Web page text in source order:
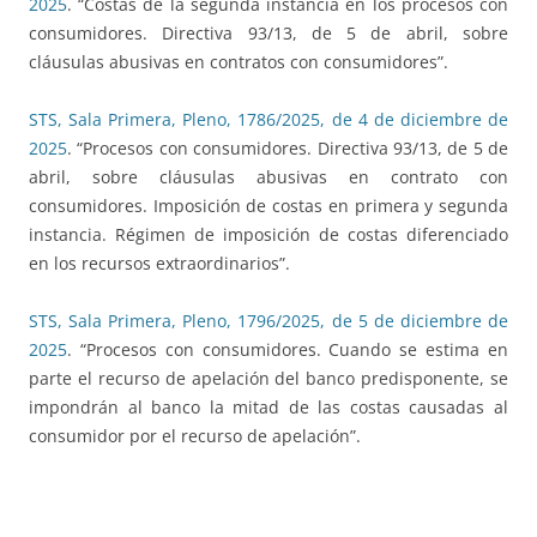
2025. “Costas de la segunda instancia en los procesos con
consumidores. Directiva 93/13, de 5 de abril, sobre
cláusulas abusivas en contratos con consumidores”.
STS, Sala Primera, Pleno, 1786/2025, de 4 de diciembre de
2025. “Procesos con consumidores. Directiva 93/13, de 5 de
abril, sobre cláusulas abusivas en contrato con
consumidores. Imposición de costas en primera y segunda
instancia. Régimen de imposición de costas diferenciado
en los recursos extraordinarios”.
STS, Sala Primera, Pleno, 1796/2025, de 5 de diciembre de
2025. “Procesos con consumidores. Cuando se estima en
parte el recurso de apelación del banco predisponente, se
impondrán al banco la mitad de las costas causadas al
consumidor por el recurso de apelación”.